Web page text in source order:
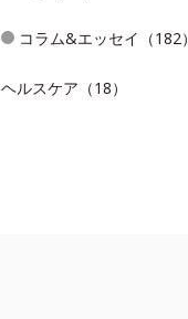
コラム&エッセイ（182）
ヘルスケア（18）